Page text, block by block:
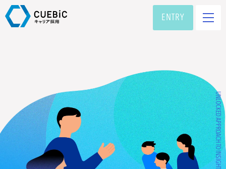
ENTRY
PROMISE
PROFESSIONS
私たちの強み・専門性
MEDIA DEVELOPMENT MODEL
マーケター
デザイナー
エンジニア